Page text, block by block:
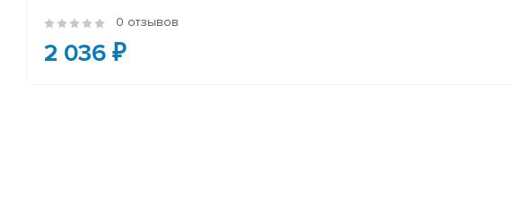
0 отзывов
2 036 ₽